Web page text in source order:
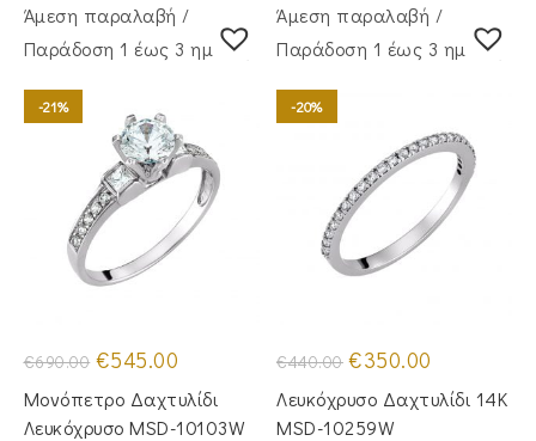
Άμεση παραλαβή /
Παράδoση 1 έως 3 ημέρες
-21%
€690.00 Original
price
€690.00.
€545.00
τιμή
είναι:
€545.00.
Μονόπετρο Δαχτυλίδι
Λευκόχρυσο MSD-10103W
Άμεση παραλαβή /
Παράδoση 1 έως 3 ημέρες
-20%
€440.00 Original
price
€440.00.
€350.00
τιμή
είναι:
Λευκόχρυσο Δαχτυλίδι 14Κ
MSD-10259W